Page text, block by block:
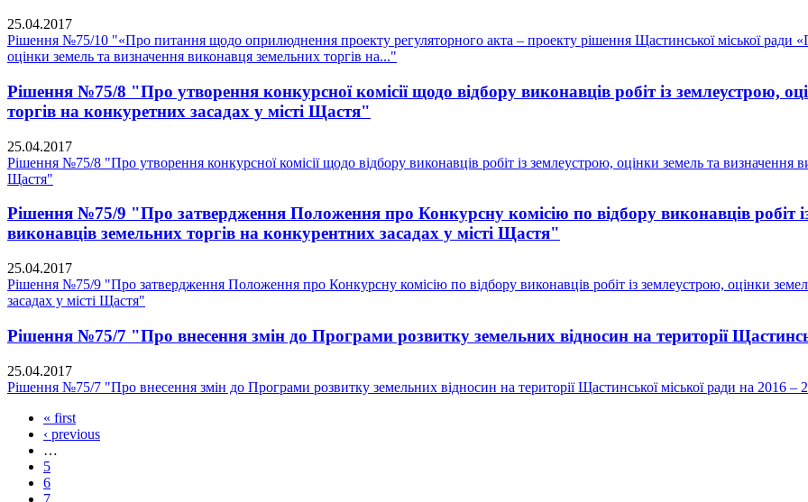
25.04.2017
Рішення №75/10 "«Про питання щодо оприлюднення проекту регуляторного акта – проекту рішення Щастинської міської ради
оцінки земель та визначення виконавця земельних торгів на..."
Рішення №75/8 "Про утворення конкурсної комісії щодо відбору виконавців робіт із землеустрою,
торгів на конкуретних засадах у місті Щастя"
25.04.2017
Рішення №75/8 "Про утворення конкурсної комісії щодо відбору виконавців робіт із землеустрою, оцінки земель та визначення
Щастя"
Рішення №75/9 "Про затвердження Положення про Конкурсну комісію по відбору виконавців робіт
виконавців земельних торгів на конкурентних засадах у місті Щастя"
25.04.2017
Рішення №75/9 "Про затвердження Положення про Конкурсну комісію по відбору виконавців робіт із землеустрою, оцінки
засадах у місті Щастя"
Рішення №75/7 "Про внесення змін до Програми розвитку земельних відносин на території
25.04.2017
Рішення №75/7 "Про внесення змін до Програми розвитку земельних відносин на території Щастинської міської ради на 2016 –
« first
‹ previous
…
5
6
7